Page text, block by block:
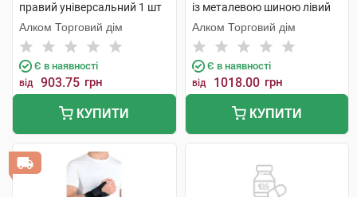
правий універсальний 1 шт
Алком Торговий дім
Є в наявності
від 903.75 грн
КУПИТИ
із металевою шиною лівий
універсальний 1 шт
Алком Торговий дім
Є в наявності
від 1018.00 грн
КУПИТИ